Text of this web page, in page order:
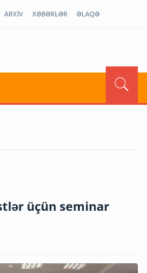
ARXİV XƏBƏRLƏR ƏLAQƏ
üçün seminar